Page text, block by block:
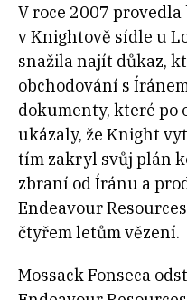
V roce 2007
v Knightově sídle u
snažila najít důkaz,
obchodování s
dokumenty, které po
ukázaly, že Knight
tím zakryl svůj plán
zbraní od Íránu a
Endeavour
čtyřem letům vězení.
Mossack Fonseca